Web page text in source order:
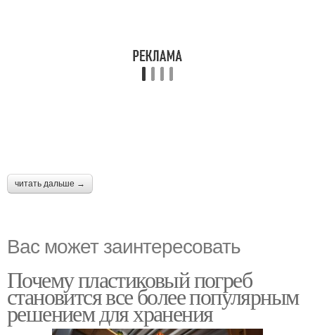
читать дальше →
Вас может заинтересовать
Почему пластиковый погреб
становится все более популярным
решением для хранения